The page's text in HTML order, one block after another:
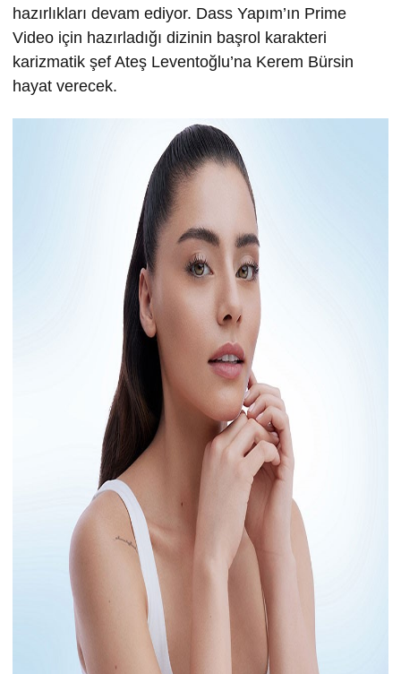
hazırlıkları devam ediyor. Dass Yapım’ın Prime
Video için hazırladığı dizinin başrol karakteri
karizmatik şef Ateş Leventoğlu’na Kerem Bürsin
hayat verecek.